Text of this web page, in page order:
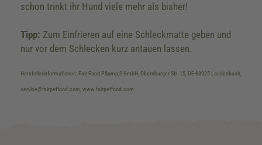
schon trinkt ihr Hund viele mehr als bisher!
Tipp: Zum Einfrieren auf eine Schleckmatte geben und
nur vor dem Schlecken kurz antauen lassen.
Herstellerinformationen: Fair Food P&amp;S GmbH, Obernburger Str. 15, DE-63925 Laudenbach,
service@fairpetfood.com, www.fairpetfood.com